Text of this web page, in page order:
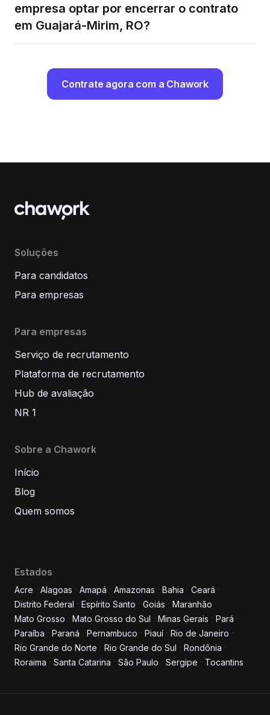
empresa optar por encerrar o contrato
em Guajará-Mirim, RO?
Contrate agora com a Chawork
Informe seus dados para
conversar conosco!
Soluções
Para candidatos
Para empresas
Para empresas
Serviço de recrutamento
Plataforma de recrutamento
Hub de avaliação
NR 1
Sobre a Chawork
Início
Blog
Quem somos
Estados
Acre Alagoas Amapá Amazonas Bahia
Ceará
Distrito Federal
Espírito Santo Goiás
Maranhão
Mato Grosso
Mato Grosso do Sul Minas Gerais
Pará
Paraíba
Paraná Pernambuco Piauí
Rio de Janeiro
Rio Grande do Norte
Rio Grande do Sul
Rondônia
Roraima
Santa Catarina São Paulo Sergipe Tocantins